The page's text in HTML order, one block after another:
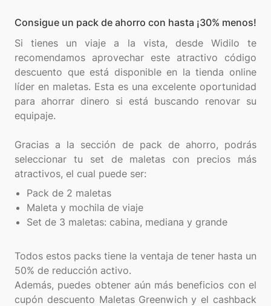
Consigue un pack de ahorro con hasta ¡30% menos!
Si tienes un viaje a la vista, desde Widilo te
recomendamos aprovechar este atractivo código
descuento que está disponible en la tienda online
líder en maletas. Esta es una excelente oportunidad
para ahorrar dinero si está buscando renovar su
equipaje.
Gracias a la sección de pack de ahorro, podrás
seleccionar tu set de maletas con precios más
Pack de 2 maletas
Maleta y mochila de viaje
Set de 3 maletas: cabina, mediana y grande
Todos estos packs tiene la ventaja de tener hasta un
50% de reducción activo.
Además, puedes obtener aún más beneficios con el
cupón descuento Maletas Greenwich y el cashback